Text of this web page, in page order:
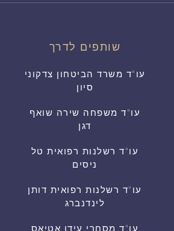
שותפים לדרך
עו"ד משרד הביטחון צדקוני
סיון
עו"ד משפחה שירה שואף
דגן
עו"ד רשלנות רפואית טל
ניסים
עו"ד רשלנות רפואית דותן
לינדנברג
עו"ד מסחרי עידן אטיאס